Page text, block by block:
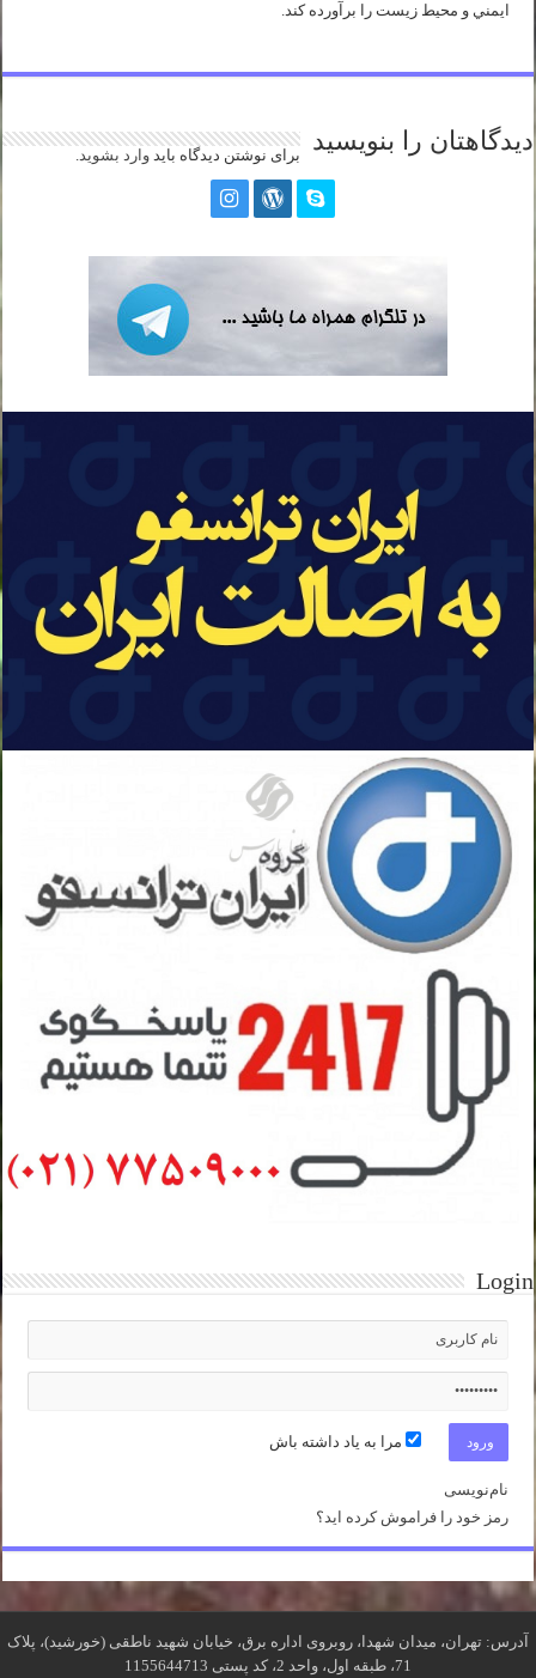
ايمني و محيط زيست را برآورده كند.
دیدگاهتان را بنویسید برای نوشتن دیدگاه بایدوارد بشوید.
Login
مرا به یاد داشته باش
نام‌نویسی
رمز خود را فراموش کرده اید؟
آدرس: تهران، میدان شهدا، روبروی اداره برق، خیابان شهید ناطقی (خورشید)، پلاک
71، طبقه اول، واحد 2، کد پستی 1155644713